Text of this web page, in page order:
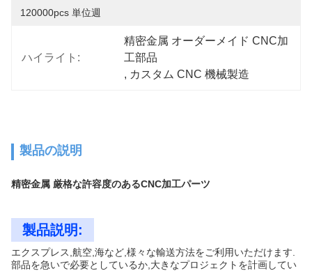
120000pcs 単位週
ハイライト:
精密金属 オーダーメイド CNC加
工部品
, カスタム CNC 機械製造
製品の説明
精密金属 厳格な許容度のあるCNC加工パーツ
製品説明:
エクスプレス,航空,海など,様々な輸送方法をご利用いただけます.
部品を急いで必要としているか,大きなプロジェクトを計画してい